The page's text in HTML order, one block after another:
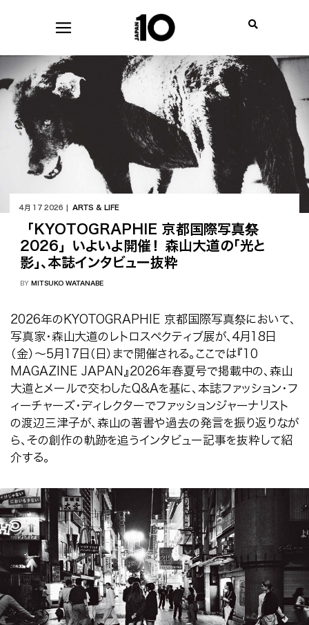
4月 17 2026 | ARTS & LIFE
「KYOTOGRAPHIE 京都国際写真祭
2026」いよいよ開催！ 森山大道の「光と
影」、本誌インタビュー抜粋
BY MITSUKO WATANABE
2026年の KYOTOGRAPHIE 京都国際写真祭において、
写真家・森山大道のレトロスペクティブ展が、 4月 18 日
（金）～5月 17 日（日）まで開催される。ここでは『10
MAGAZINE JAPAN 』2026年春夏号で掲載中の、森山
大道とメールで交わしたQ&Aを基に、本誌ファッション・フ
ィーチャーズ・ディレクターでファッションジャーナリスト
の渡辺三津子が、森山の著書や過去の発言を振り返りなが
ら、その創作の軌跡を追うインタビュー記事を抜粋して紹
介する。